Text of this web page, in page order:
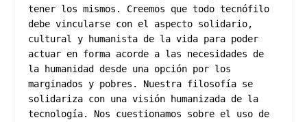
tener los mismos. Creemos que todo tecnófilo
debe vincularse con el aspecto solidario,
cultural y humanista de la vida para poder
actuar en forma acorde a las necesidades de
la humanidad desde una opción por los
marginados y pobres. Nuestra filosofía se
solidariza con una visión humanizada de la
tecnología. Nos cuestionamos sobre el uso de